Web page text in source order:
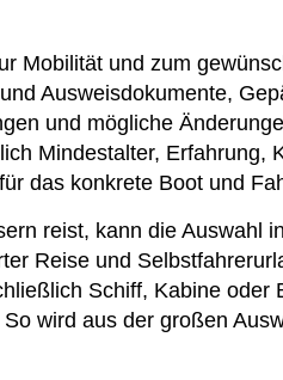
Mobilität und zum
Ausweisdokumente,
und mögliche
Mindestalter, Erfahrung,
das konkrete Boot und
reist, kann die Auswahl
Reise und
Schiff, Kabine oder
wird aus der großen